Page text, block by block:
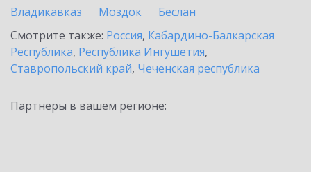
Владикавказ
Моздок
Беслан
Смотрите также: Россия, Кабардино-Балкарская
Республика, Республика Ингушетия,
Ставропольский край, Чеченская республика
Партнеры в вашем регионе: